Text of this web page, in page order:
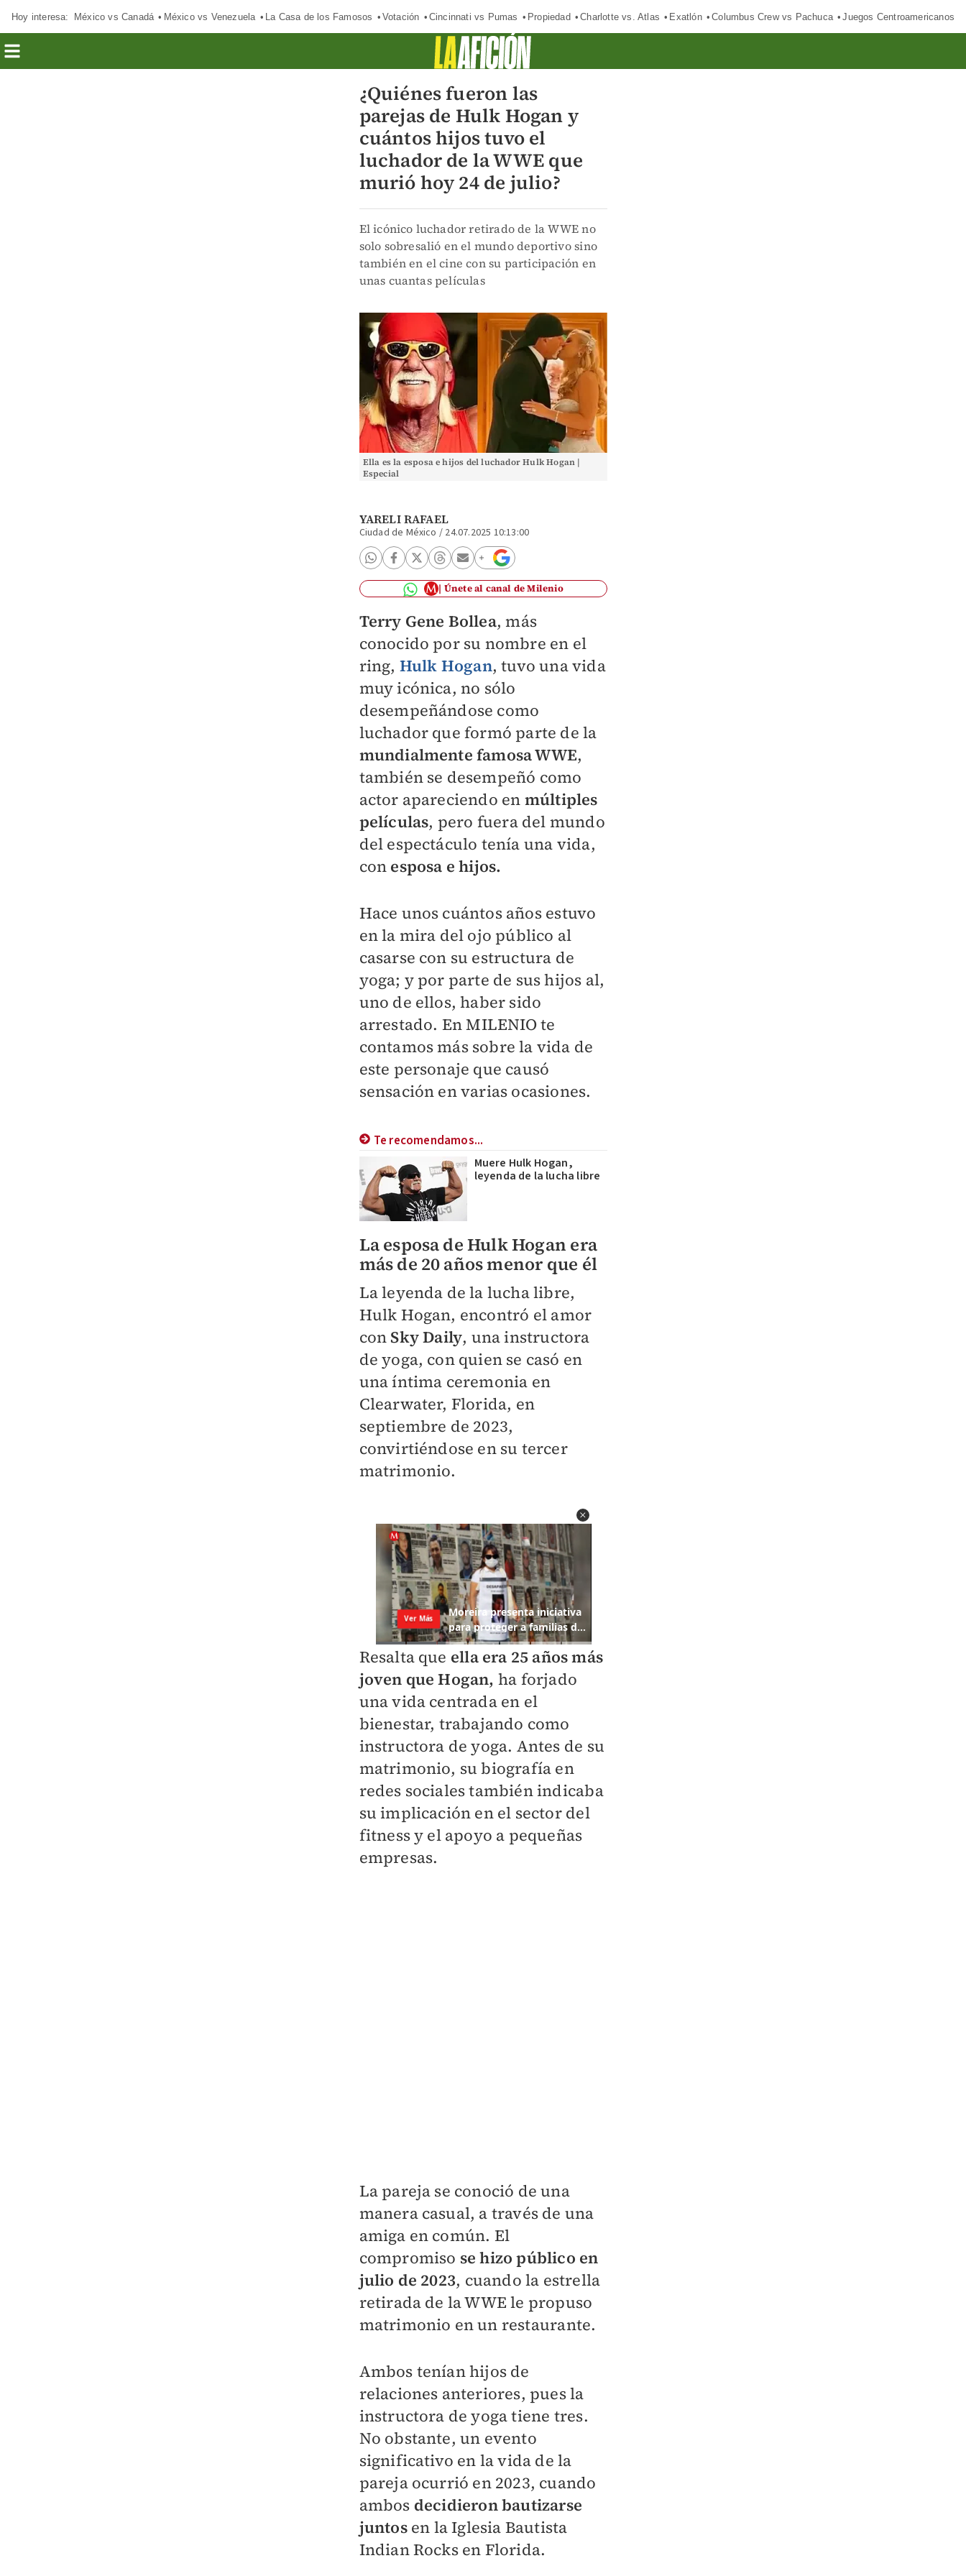
Hoy interesa: México vs Canadá México vs Venezuela La Casa de los Famosos Votación Cincinnati vs Pumas Propiedad Charlotte vs. Atlas Exatlón Columbus Crew vs Pachuca Juegos Centroamericanos
¿Quiénes fueron las
parejas de Hulk Hogan y
cuántos hijos tuvo el
luchador de la WWE que
murió hoy 24 de julio?
El icónico luchador retirado de la WWE no
solo sobresalió en el mundo deportivo sino
también en el cine con su participación en
unas cuantas películas
Ella es la esposa e hijos del luchador Hulk Hogan |
Especial
YARELI RAFAEL
Ciudad de México / 24.07.2025 10:13:00
Únete al canal de Milenio
Terry Gene Bollea, más
conocido por su nombre en el
ring, Hulk Hogan, tuvo una vida
muy icónica, no sólo
desempeñándose como
luchador que formó parte de la
mundialmente famosa WWE,
también se desempeñó como
actor apareciendo en múltiples
películas, pero fuera del mundo
del espectáculo tenía una vida,
con esposa e hijos.
Hace unos cuántos años estuvo
en la mira del ojo público al
casarse con su estructura de
yoga; y por parte de sus hijos al,
uno de ellos, haber sido
arrestado. EnMILENIOte
contamos más sobre la vida de
este personaje que causó
sensación en varias ocasiones.
Te recomendamos...
Muere Hulk Hogan,
leyenda de la lucha libre
La esposa de Hulk Hogan era
más de 20 años menor que él
La leyenda de la lucha libre,
Hulk Hogan, encontró el amor
con Sky Daily, una instructora
de yoga, con quien se casó en
una íntima ceremonia en
Clearwater, Florida, en
septiembre de 2023,
convirtiéndose en su tercer
matrimonio.
Resalta que ella era 25 años más
joven que Hogan, ha forjado
una vida centrada en el
bienestar, trabajando como
instructora de yoga. Antes de su
matrimonio, su biografía en
redes sociales también indicaba
su implicación en el sector del
fitness y el apoyo a pequeñas
empresas.
La pareja se conoció de una
manera casual, a través de una
amiga en común. El
compromiso se hizo público en
julio de 2023, cuando la estrella
retirada de la WWE le propuso
matrimonio en un restaurante.
Ambos tenían hijos de
relaciones anteriores, pues la
instructora de yoga tiene tres.
No obstante, un evento
significativo en la vida de la
pareja ocurrió en 2023, cuando
ambos decidieron bautizarse
juntosen la Iglesia Bautista
Indian Rocks en Florida.